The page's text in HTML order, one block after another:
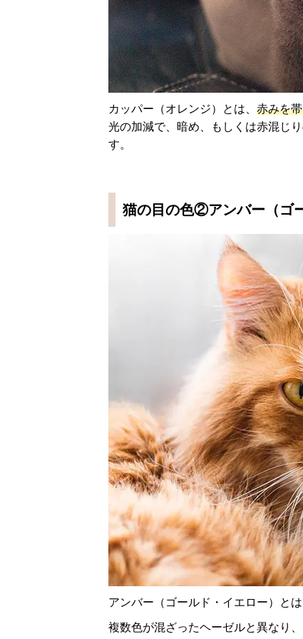
カッパー（オレンジ）とは、 赤みを
光の加減で、暗め、もしくは赤混じ
す。
猫の目の色②アンバー（ゴ
アンバー（ゴールド・イエロー）とは
複数色が混ざったヘーゼルと異なり